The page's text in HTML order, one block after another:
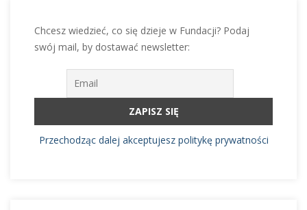
Chcesz wiedzieć, co się dzieje w Fundacji? Podaj
swój mail, by dostawać newsletter:
Przechodząc dalej akceptujesz politykę prywatności